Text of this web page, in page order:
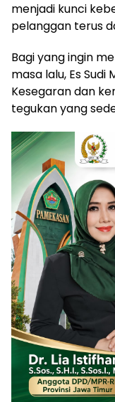
menjadi kunci
pelanggan terus
Bagi yang ingin
masa lalu, Es
Kesegaran dan
tegukan yang